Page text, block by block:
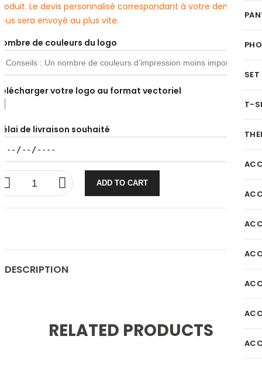
Le devis personnalisé correspondant à votre demande
sera envoyé au plus vite.
de couleurs du logo
votre logo au format vectoriel
de livraison souhaité
ADD TO CART
DESCRIPTION
RELATED PRODUCTS
T-